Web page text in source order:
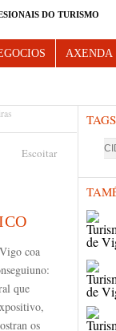
DO TURISMO
AXENDA
Escoitar
coa
que
os
TAGS